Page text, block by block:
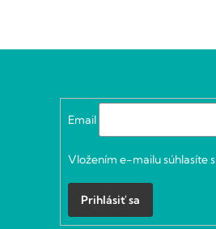
Email
Vložením e-mailu súhlasíte s
Prihlásiť sa